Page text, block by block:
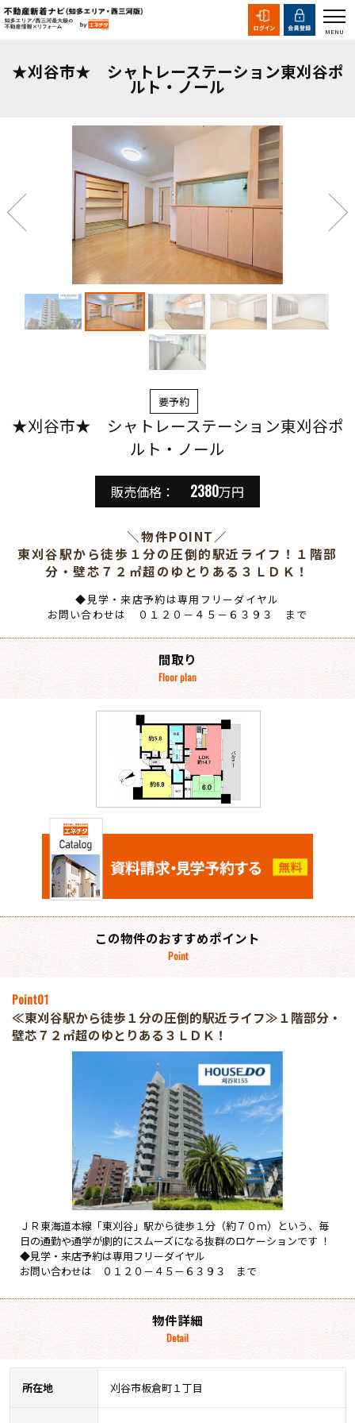
★刈谷市★ シャトレーステーション東刈谷ポ
ルト・ノール
要予約
★刈谷市★ シャトレーステーション東刈谷ポ
ルト・ノール
販売価格： 2380万円
＼物件POINT／
東刈谷駅から徒歩１分の圧倒的駅近ライフ！１階部
分・壁芯７２㎡超のゆとりある３ＬＤＫ！
◆見学・来店予約は専用フリーダイヤル
お問い合わせは ０１２０－４５－６３９３ まで
間取り
Floor plan
この物件のおすすめポイント
Point
Point01
≪東刈谷駅から徒歩１分の圧倒的駅近ライフ≫１階部分・
壁芯７２㎡超のゆとりある３ＬＤＫ！
ＪＲ東海道本線「東刈谷」駅から徒歩１分（約７０ｍ）という、毎
日の通勤や通学が劇的にスムーズになる抜群のロケーションです ！
◆見学・来店予約は専用フリーダイヤル
お問い合わせは ０１２０－４５－６３９３ まで
物件詳細
Detail
所在地 刈谷市板倉町１丁目